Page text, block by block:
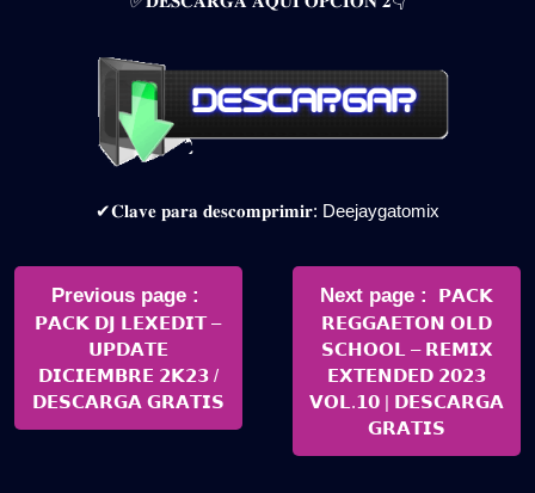
✔𝐂𝐥𝐚𝐯𝐞 𝐩𝐚𝐫𝐚 𝐝𝐞𝐬𝐜𝐨𝐦𝐩𝐫𝐢𝐦𝐢𝐫: Deejaygatomix
Navegación
entradas
Previous page
Posts
𝗣𝗔𝗖𝗞 𝗗𝗝 𝗟𝗘𝗫𝗘𝗗𝗜𝗧 –
𝗨𝗣𝗗𝗔𝗧𝗘
𝗗𝗜𝗖𝗜𝗘𝗠𝗕𝗥𝗘 𝟮𝗞𝟮𝟯 /
𝗗𝗘𝗦𝗖𝗔𝗥𝗚𝗔 𝗚𝗥𝗔𝗧𝗜𝗦
Next page
Newer
Posts
𝗣𝗔𝗖𝗞
𝗥𝗘𝗚𝗚𝗔𝗘𝗧𝗢𝗡 𝗢𝗟𝗗
𝗦𝗖𝗛𝗢𝗢𝗟 – 𝗥𝗘𝗠𝗜𝗫
𝗘𝗫𝗧𝗘𝗡𝗗𝗘𝗗 𝟮𝟬𝟮𝟯
𝗩𝗢𝗟.𝟭𝟬 | 𝗗𝗘𝗦𝗖𝗔𝗥𝗚𝗔
𝗚𝗥𝗔𝗧𝗜𝗦